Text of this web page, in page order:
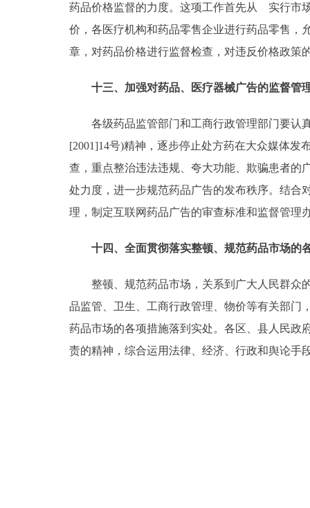
药品价格监督的力度。这项工作首先从 实行市
价，各医疗机构和药品零售企业进行药品零售，
章，对药品价格进行监督检查，对违反价格政策
十三、加强对药品、医疗器械广告的监督管
各级药品监管部门和工商行政管理部门要认真
[2001]14号)精神，逐步停止处方药在大众媒体
查，重点整治违法违规、夸大功能、欺骗患者的
处力度，进一步规范药品广告的发布秩序。结合
理，制定互联网药品广告的审查标准和监督管理
十四、全面贯彻落实整顿、规范药品市场的
整顿、规范药品市场，关系到广大人民群众的
品监管、卫生、工商行政管理、物价等有关部门
药品市场的各项措施落到实处。各区、县人民政
责的精神，综合运用法律、经济、行政和舆论手